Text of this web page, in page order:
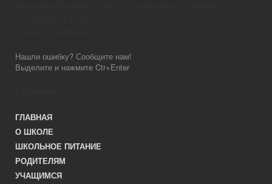
Нашли ошибку? Сообщите нам!
Выделите и нажмите Ctr+Enter
ГЛАВНАЯ
О ШКОЛЕ
ШКОЛЬНОЕ ПИТАНИЕ
РОДИТЕЛЯМ
УЧАЩИМСЯ